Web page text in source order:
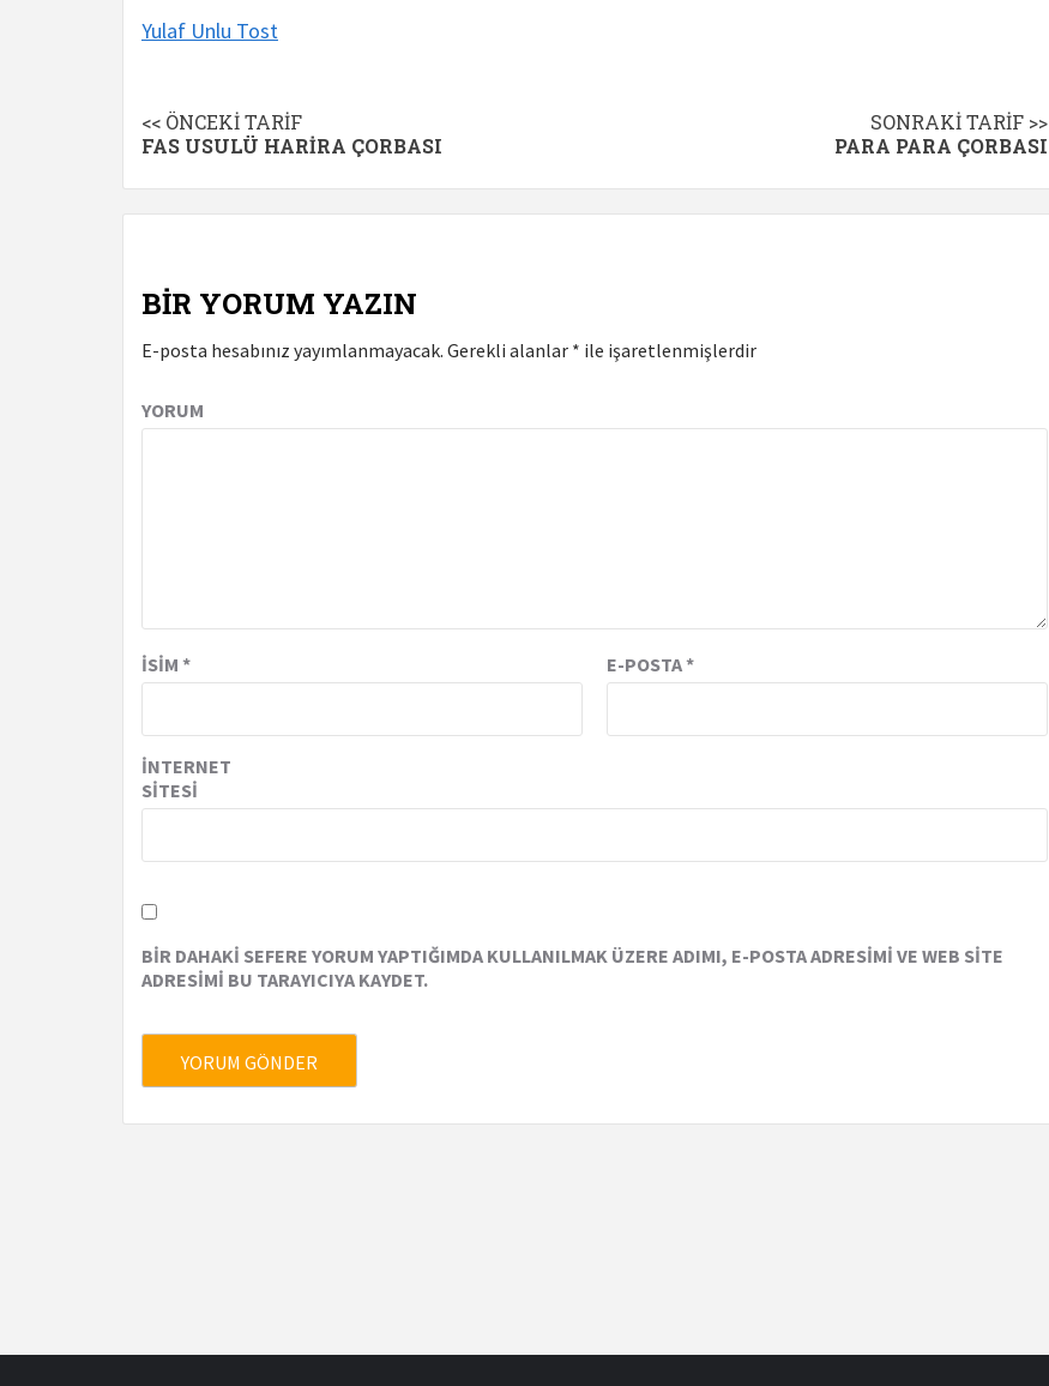
Yulaf Unlu Tost
Continue
<< ÖNCEKI TARIF
FAS USULÜ HARIRA ÇORBASI
SONRAKI TARIF >>
PARA PARA ÇORBASI
BİR YORUM YAZIN
E-posta hesabınız yayımlanmayacak. Gerekli alanlar * ile işaretlenmişlerdir
YORUM
İSIM * E-POSTA*
İNTERNET
SITESI
BIR DAHAKI SEFERE YORUM YAPTIĞIMDA KULLANILMAK ÜZERE ADIMI, E-POSTA ADRESIMI VE WEB SITE
ADRESIMI BU TARAYICIYA KAYDET.